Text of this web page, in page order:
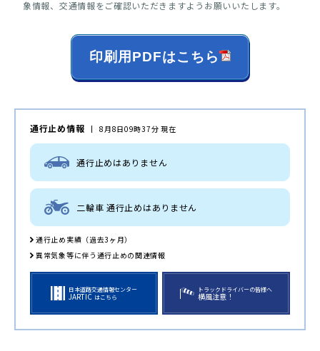
象情報、交通情報をご確認いただきますようお願いいたします。
印刷用PDFはこちら
通行止め情報 8月8日09時37分 現在
通行止めはありません
二輪車 通行止めはありません
通行止め実績（過去3ヶ月）
異常気象等に伴う通行止めの関連情報
日本道路交通情報センター
JARTIC はこちら
トラックドライバーの皆様へ
横風注意！